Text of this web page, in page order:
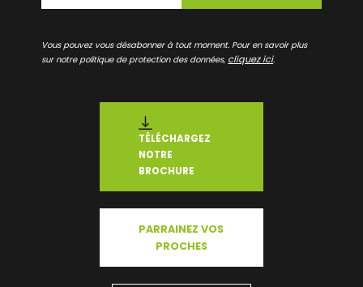
Vous pouvez vous désabonner à tout moment. Pour en savoir plus
sur notre politique de protection des données, cliquez ici.
TÉLÉCHARGEZ
NOTRE
BROCHURE
PARRAINEZ VOS
PROCHES